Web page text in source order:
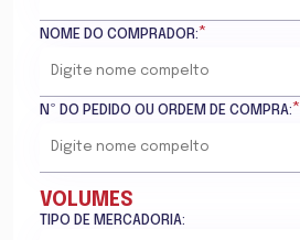
NOME DO COMPRADOR:*
Nº DO PEDIDO OU ORDEM DE COMPRA:*
VOLUMES
TIPO DE MERCADORIA: